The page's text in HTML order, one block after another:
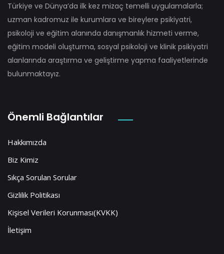
Türkiye ve Dünya’da ilk kez mizaç temelli uygulamalarla;
uzman kadromuz ile kurumlara ve bireylere psikiyatri,
psikoloji ve eğitim alanında danışmanlık hizmeti verme,
eğitim modeli oluşturma, sosyal psikoloji ve klinik psikiyatri
alanlarında araştırma ve geliştirme yapma faaliyetlerinde
bulunmaktayız.
Önemli Bağlantılar
Hakkımızda
Biz Kimiz
Sıkça Sorulan Sorular
Gizlilik Politikası
Kişisel Verileri Korunması(KVKK)
İletişim